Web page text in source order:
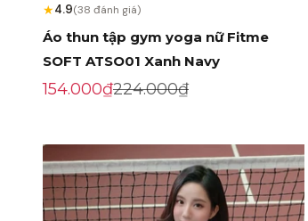
★4.9(38 đánh giá)
Áo thun tập gym yoga nữ Fitme
SOFT ATSO01 Xanh Navy
Giá khuyến mãi
154.000₫Giá gốc
224.000₫